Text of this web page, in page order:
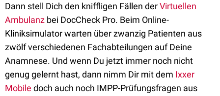
Dann stell Dich den kniffligen Fällen derVirtuellen
Ambulanz bei DocCheck Pro. Beim Online-
Kliniksimulator warten über zwanzig Patienten aus
zwölf verschiedenen Fachabteilungen auf Deine
Anamnese. Und wenn Du jetzt immer noch nicht
genug gelernt hast, dann nimm Dir mit dem Ixxer
Mobile doch auch noch IMPP-Prüfungsfragen aus